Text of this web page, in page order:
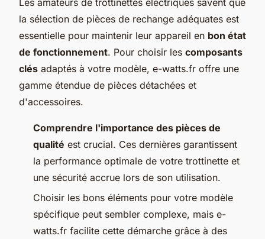
la sélection de pièces de rechange adéquates est
essentielle pour maintenir leur appareil en bon état
de fonctionnement. Pour choisir les composants
clés adaptés à votre modèle, e-watts.fr offre une
gamme étendue de pièces détachées et
d'accessoires.
Comprendre l'importance des pièces de
qualité est crucial. Ces dernières garantissent
la performance optimale de votre trottinette et
une sécurité accrue lors de son utilisation.
Choisir les bons éléments pour votre modèle
spécifique peut sembler complexe, mais e-
watts.fr facilite cette démarche grâce à des